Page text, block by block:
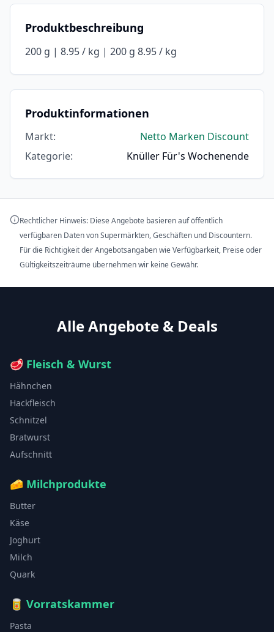
Produktbeschreibung
200 g | 8.95 / kg | 200 g 8.95 / kg
Produktinformationen
Markt:
Netto Marken Discount
Kategorie: Knüller Für's Wochenende
Rechtlicher Hinweis: Diese Angebote basieren auf öffentlich
verfügbaren Daten von Supermärkten, Geschäften und Discountern.
Für die Richtigkeit der Angebotsangaben wie Verfügbarkeit, Preise oder
Gültigkeitszeiträume übernehmen wir keine Gewähr.
Alle Angebote & Deals
🥩 Fleisch & Wurst
Hähnchen
Hackfleisch
Schnitzel
Bratwurst
Aufschnitt
🧀 Milchprodukte
Butter
Käse
Joghurt
Milch
Quark
🥫 Vorratskammer
Pasta